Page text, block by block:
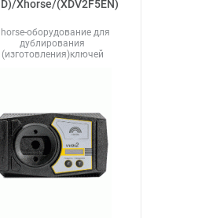
Xhorse/(XDV2F5EN)
оборудование для
дублирования
(изготовления)ключей